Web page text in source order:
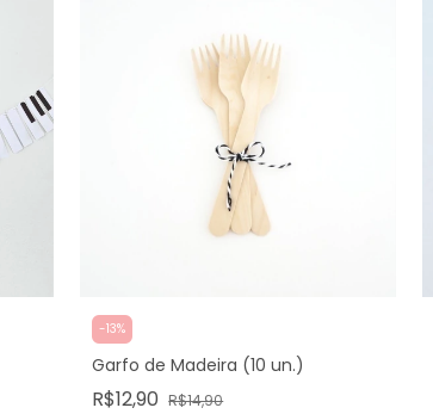
-13%
Garfo de Madeira (10 un.)
R$12,90 R$14,90